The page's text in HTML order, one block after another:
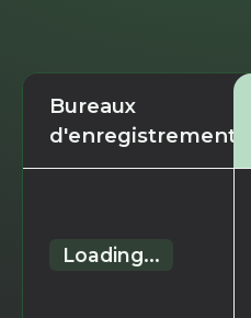
Bureaux
d'enregistrement
Loading...